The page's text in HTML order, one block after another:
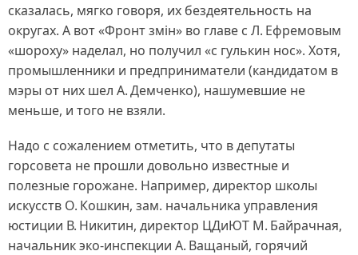
сказалась, мягко говоря, их бездеятельность на
округах. А вот «Фронт змін» во главе с Л. Ефремовым
«шороху» наделал, но получил «с гулькин нос». Хотя,
промышленники и предприниматели (кандидатом в
мэры от них шел А. Демченко), нашумевшие не
меньше, и того не взяли.
Надо с сожалением отметить, что в депутаты
горсовета не прошли довольно известные и
полезные горожане. Например, директор школы
искусств О. Кошкин, зам. начальника управления
юстиции В. Никитин, директор ЦДиЮТ М. Байрачная,
начальник эко-инспекции А. Ващаный, горячий